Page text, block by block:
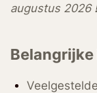
augustus 2026